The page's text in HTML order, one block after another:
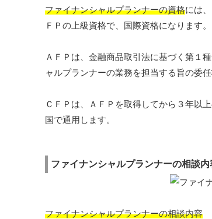
ファイナンシャルプランナーの資格には
ＦＰの上級資格で、国際資格になります。
ＡＦＰは、金融商品取引法に基づく第１
ャルプランナーの業務を担当する旨の委
ＣＦＰは、ＡＦＰを取得してから３年以
国で通用します。
ファイナンシャルプランナーの相談内
ファイナンシャルプランナーの相談内容